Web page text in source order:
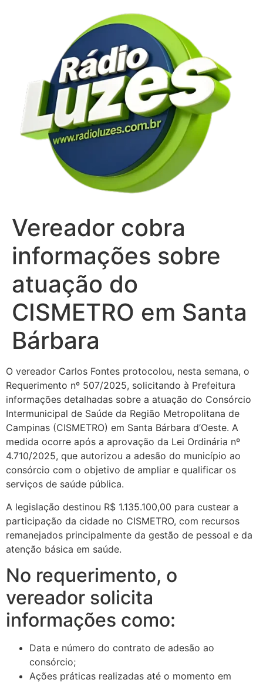
Vereador cobra
informações sobre
atuação do
CISMETRO em Santa
Bárbara
O vereador Carlos Fontes protocolou, nesta semana, o
Requerimento nº 507/2025, solicitando à Prefeitura
informações detalhadas sobre a atuação do Consórcio
Intermunicipal de Saúde da Região Metropolitana de
Campinas (CISMETRO) em Santa Bárbara d’Oeste. A
medida ocorre após a aprovação da Lei Ordinária nº
4.710/2025, que autorizou a adesão do município ao
consórcio com o objetivo de ampliar e qualificar os
serviços de saúde pública.
A legislação destinou R$ 1.135.100,00 para custear a
participação da cidade no CISMETRO, com recursos
remanejados principalmente da gestão de pessoal e da
atenção básica em saúde.
No requerimento, o
vereador solicita
informações como:
Data e número do contrato de adesão ao
consórcio;
Ações práticas realizadas até o momento em